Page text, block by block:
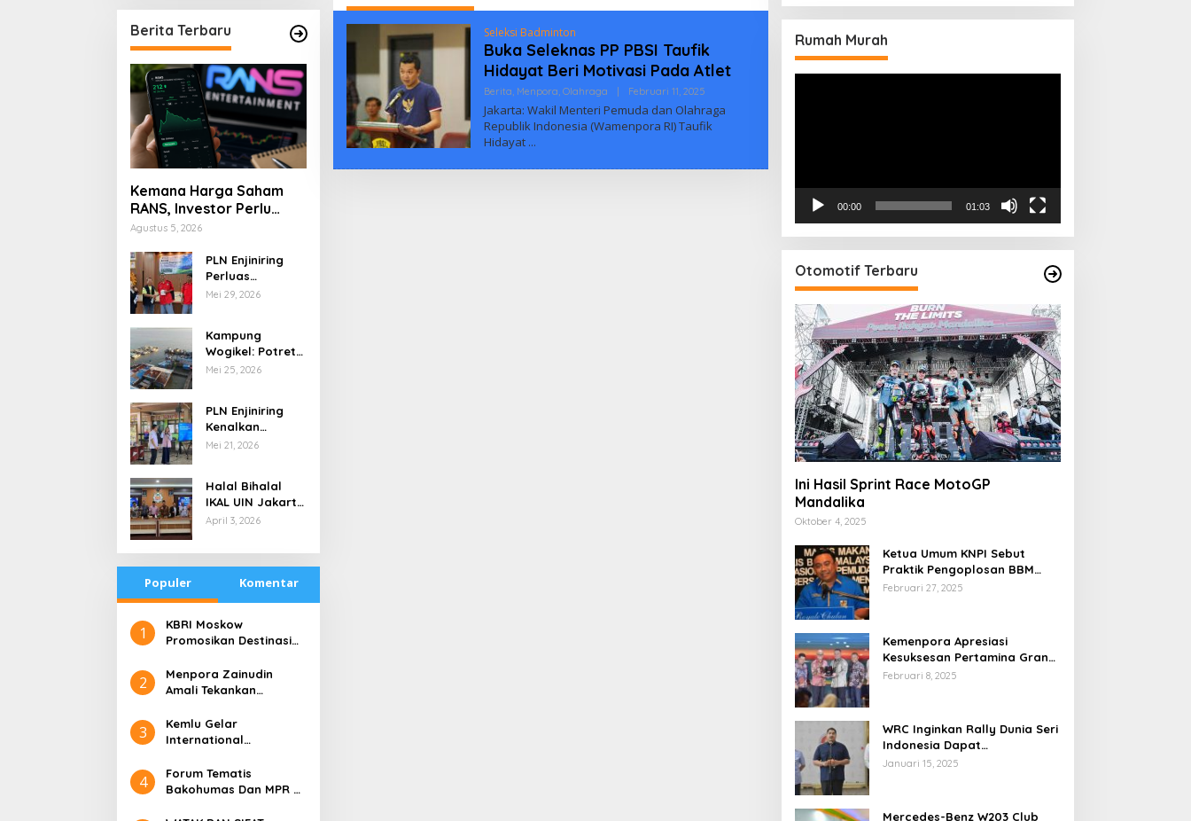
Berita Terbaru
Kemana Harga Saham
RANS, Investor Perlu
Cermati Fundamental
Spekulasi Berlebihan
Agustus 5, 2026
PLN Enjiniring
Perluas
Wawasan Siswa
Perubahan Iklim
Mei 29, 2026
Kampung
Wogikel: Potret
Kehidupan
yang Bertahan
di Tengah
Keterbatasan
Mei 25, 2026
PLN Enjiniring
Kenalkan
Teknologi Energi
Mei 21, 2026
Halal Bihalal
IKAL UIN Jakarta
NTB, Alumni UIN
April 3, 2026
Populer Komentar
1
​KBRI Moskow
Promosikan Destinasi
Bali’
2
​Menpora Zainudin
Amali Tekankan
untuk DBON
3
​Kemlu Gelar
International
Diplomacy (ICDD)
4
Forum Tematis
Bakohumas Dan MPR RI
Seleksi Badminton
Buka Seleknas PP PBSI Taufik
Hidayat Beri Motivasi Pada Atlet
Berita, Menpora, Olahraga Februari 11, 2025Oleh
Indonesia
Jakarta: Wakil Menteri Pemuda dan Olahraga
Republik Indonesia (Wamenpora RI) Taufik
Hidayat
Rumah Murah
00:00 01:03
Otomotif Terbaru
Ini Hasil Sprint Race MotoGP
Mandalika
Oktober 4, 2025
Ketua Umum KNPI Sebut
Praktik Pengoplosan BBM
Cederai Kepercayaan
Februari 27, 2025
Kemenpora Apresiasi
Kesuksesan Pertamina Grand
Prix of Indonesia 2024
Februari 8, 2025
WRC Inginkan Rally Dunia Seri
Indonesia Dapat
Terselenggara 2026
Januari 15, 2025
Mercedes-Benz W203 Club